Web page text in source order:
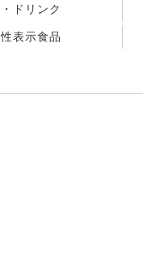
ドリンク
表示食品